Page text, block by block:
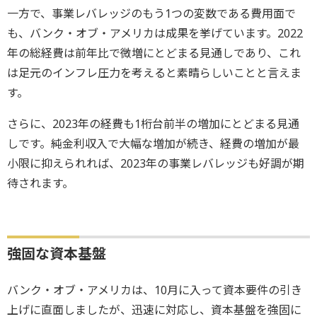
一方で、事業レバレッジのもう1つの変数である費用面で
も、バンク・オブ・アメリカは成果を挙げています。2022
年の総経費は前年比で微増にとどまる見通しであり、これ
は足元のインフレ圧力を考えると素晴らしいことと言えま
す。
さらに、2023年の経費も1桁台前半の増加にとどまる見通
しです。純金利収入で大幅な増加が続き、経費の増加が最
小限に抑えられれば、2023年の事業レバレッジも好調が期
待されます。
強固な資本基盤
バンク・オブ・アメリカは、10月に入って資本要件の引き
上げに直面しましたが、迅速に対応し、資本基盤を強固に